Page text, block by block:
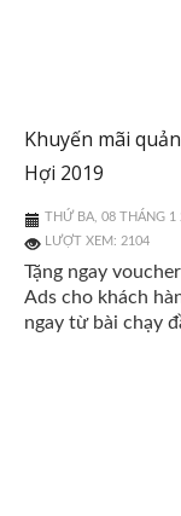
Khuyến mãi
Hợi 2019
THỨ BA, 08 THÁNG 1
LƯỢT XEM: 2104
Tặng ngay voucher
Ads cho khách
ngay từ bài chạy